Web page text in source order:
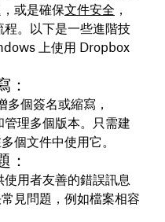
或是確保文件安全 ，
。以下是一些進階技
上使用 Dropbox
：
個簽名或縮寫，
理多個版本。只需建
個文件中使用它。
：
用者友善的錯誤訊息
見問題，例如檔案相容